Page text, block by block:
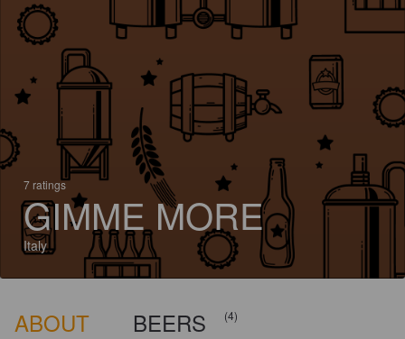
7 ratings
GIMME MORE
Italy
ABOUT BEERS (4)